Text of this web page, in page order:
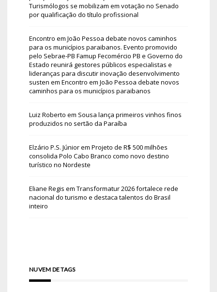
Turismólogos se mobilizam em votação no Senado
por qualificação do título profissional
Encontro em João Pessoa debate novos caminhos
para os municípios paraibanos. Evento promovido
pelo Sebrae-PB Famup Fecomércio PB e Governo do
Estado reunirá gestores públicos especialistas e
lideranças para discutir inovação desenvolvimento
susten em Encontro em João Pessoa debate novos
caminhos para os municípios paraibanos
Luiz Roberto em Sousa lança primeiros vinhos finos
produzidos no sertão da Paraíba
Elzário P.S. Júniorem Projeto de R$ 500 milhões
consolida Polo Cabo Branco como novo destino
turístico no Nordeste
Eliane Regis em Transformatur 2026 fortalece rede
nacional do turismo e destaca talentos do Brasil
inteiro
NUVEM DE TAGS